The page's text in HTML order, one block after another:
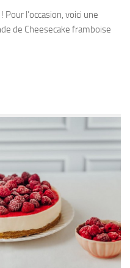
l’occasion, voici une
de Cheesecake framboise